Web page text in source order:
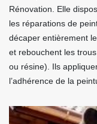
Rénovation. Elle
les réparations de
décaper entièrement
et rebouchent les
ou résine). Ils
l’adhérence de la